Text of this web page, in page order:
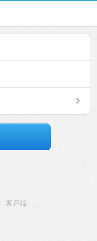
客戶端